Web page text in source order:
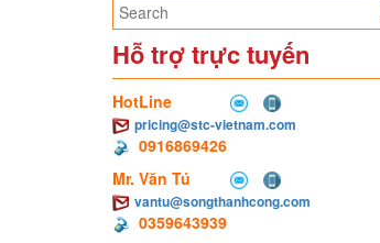
Hỗ trợ trực tuyến
HotLine
pricing@stc-vietnam.com
0916869426
Mr. Văn Tú
vantu@songthanhcong.com
0359643939